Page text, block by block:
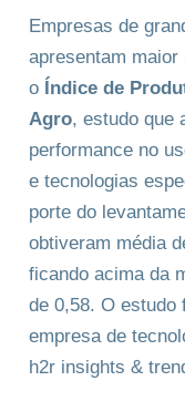
Empresas de
apresentam
o Índice de
Agro, estudo que
performance no
e tecnologias
porte do
obtiveram média
ficando acima da
de 0,58. O estudo
empresa de
h2r insights &